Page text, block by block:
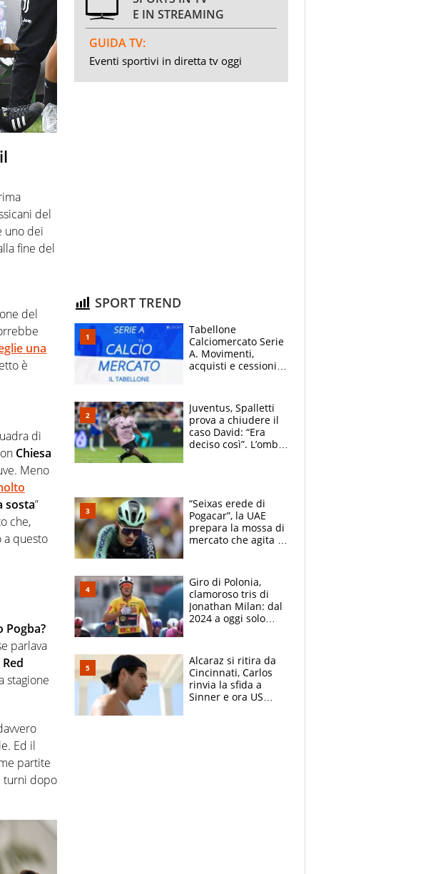
del
uno dei
fine del
del
una
è
di
Chiesa
Meno
sosta”
che,
a questo
Pogba?
parlava
stagione
Ed il
partite
turni dopo
E IN STREAMING
GUIDA TV:
Eventi sportivi in diretta tv oggi
SPORT TREND
Tabellone
Calciomercato Serie
A. Movimenti,
acquisti e cessioni:
Juventus, Spalletti
prova a chiudere il
caso David: “Era
deciso così”. L’ombra
“Seixas erede di
Pogacar”, la UAE
prepara la mossa di
mercato che agita la
a Burgos
Giro di Polonia,
clamoroso tris di
Jonathan Milan: dal
2024 a oggi solo
e Skerl
Alcaraz si ritira da
Cincinnati, Carlos
rinvia la sfida a
Sinner e ora US